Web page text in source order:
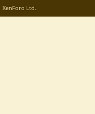
XenForo Ltd.